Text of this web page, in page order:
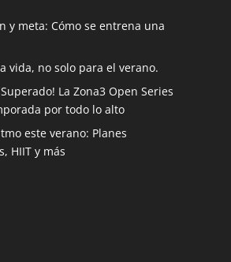
y meta: Cómo se entrena una
vida, no solo para el verano.
La Zona3 Open Series
por todo lo alto
este verano: Planes
HIIT y más